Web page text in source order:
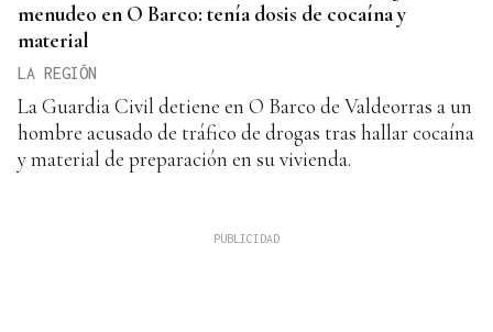
menudeo en O Barco: tenía dosis de cocaína y
material
LA REGIÓN
La Guardia Civil detiene en O Barco de Valdeorras a un
hombre acusado de tráfico de drogas tras hallar cocaína
y material de preparación en su vivienda.